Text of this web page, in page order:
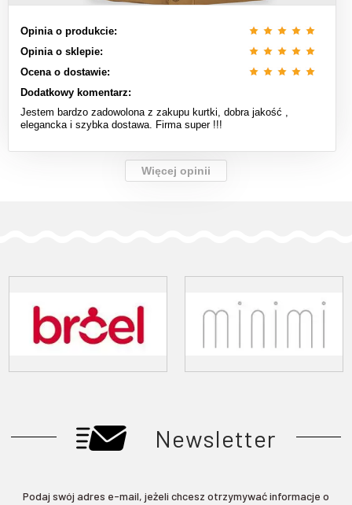
Opinia o produkcie:
Opinia o sklepie:
Ocena o dostawie:
Dodatkowy komentarz:
Jestem bardzo zadowolona z zakupu kurtki, dobra jakość ,
elegancka i szybka dostawa. Firma super !!!
Więcej opinii
Newsletter
Podaj swój adres e-mail, jeżeli chcesz otrzymywać informacje o